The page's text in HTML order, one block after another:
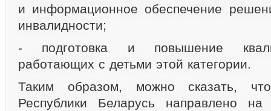
и информационное обеспечение
инвалидности;
- подготовка и повышение
работающих с детьми этой категории.
Таким образом, можно сказать, что
Республики Беларусь направлено на